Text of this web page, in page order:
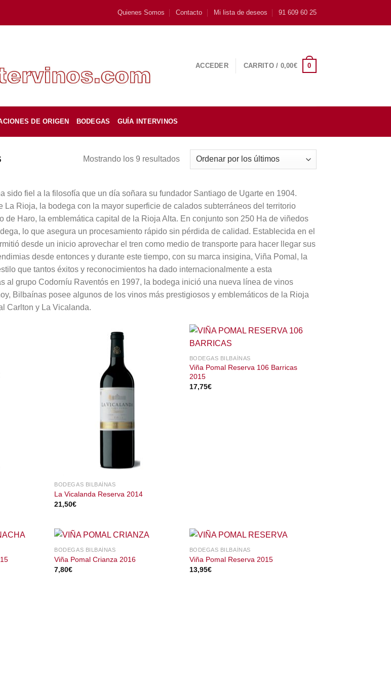
Quienes Somos Contacto Mi lista de deseos 91 609 60 25
ACCEDER CARRITO / 0,00€ 0
DE ORIGEN BODEGAS GUÍA INTERVINOS
Mostrando los 9 resultados
fiel a la filosofía que un día soñara su fundador Santiago de Ugarte en 1904.
Rioja, la bodega con la mayor superficie de calados subterráneos del territorio
de Haro, la emblemática capital de la Rioja Alta. En conjunto son 250 Ha de viñedos
lo que asegura un procesamiento rápido sin pérdida de calidad. Establecida en el
desde un inicio aprovechar el tren como medio de transporte para hacer llegar sus
desde entonces y durante este tiempo, con su marca insigina, Viña Pomal, la
que tantos éxitos y reconocimientos ha dado internacionalmente a esta
grupo Codorníu Raventós en 1997, la bodega inició una nueva línea de vinos
Bilbaínas posee algunos de los vinos más prestigiosos y emblemáticos de la Rioja
Carlton y La Vicalanda.
BODEGAS BILBAÍNAS
La Vicalanda Reserva 2014
21,50€
BODEGAS BILBAÍNAS
Viña Pomal Reserva 106 Barricas
2015
17,75€
BODEGAS BILBAÍNAS
Viña Pomal Crianza 2016
7,80€
BODEGAS BILBAÍNAS
Viña Pomal Reserva 2015
13,95€